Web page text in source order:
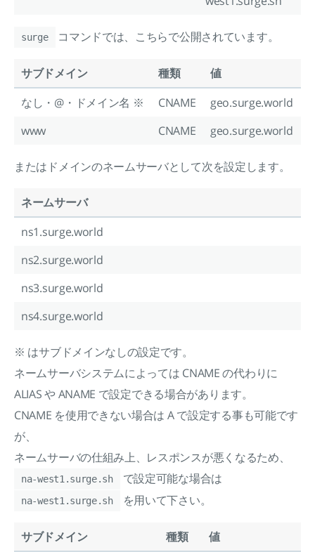
surge コマンドでは、こちらで公開されています。
サブドメイン 種類
値
なし・@・ドメイン名 ※
CNAME
geo.surge.world
www
CNAME geo.surge.world
またはドメインのネームサーバとして次を設定します。
ネームサーバ
ns1.surge.world
ns2.surge.world
ns3.surge.world
ns4.surge.world
※ はサブドメインなしの設定です。
ネームサーバシステムによっては CNAME の代わりに
ALIAS や ANAME で設定できる場合があります。
CNAME を使用できない場合は A で設定する事も可能です
が、
ネームサーバの仕組み上、レスポンスが悪くなるため、
na-west1.surge.sh で設定可能な場合は
na-west1.surge.sh を用いて下さい。
サブドメイン 種類
値